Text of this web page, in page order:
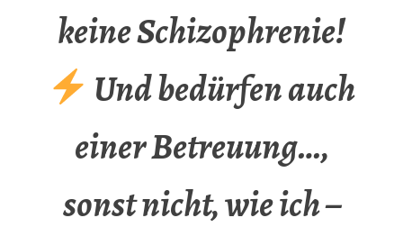
keine Schizophrenie!
Und bedürfen auch
einer Betreuung…,
sonst nicht, wie ich –